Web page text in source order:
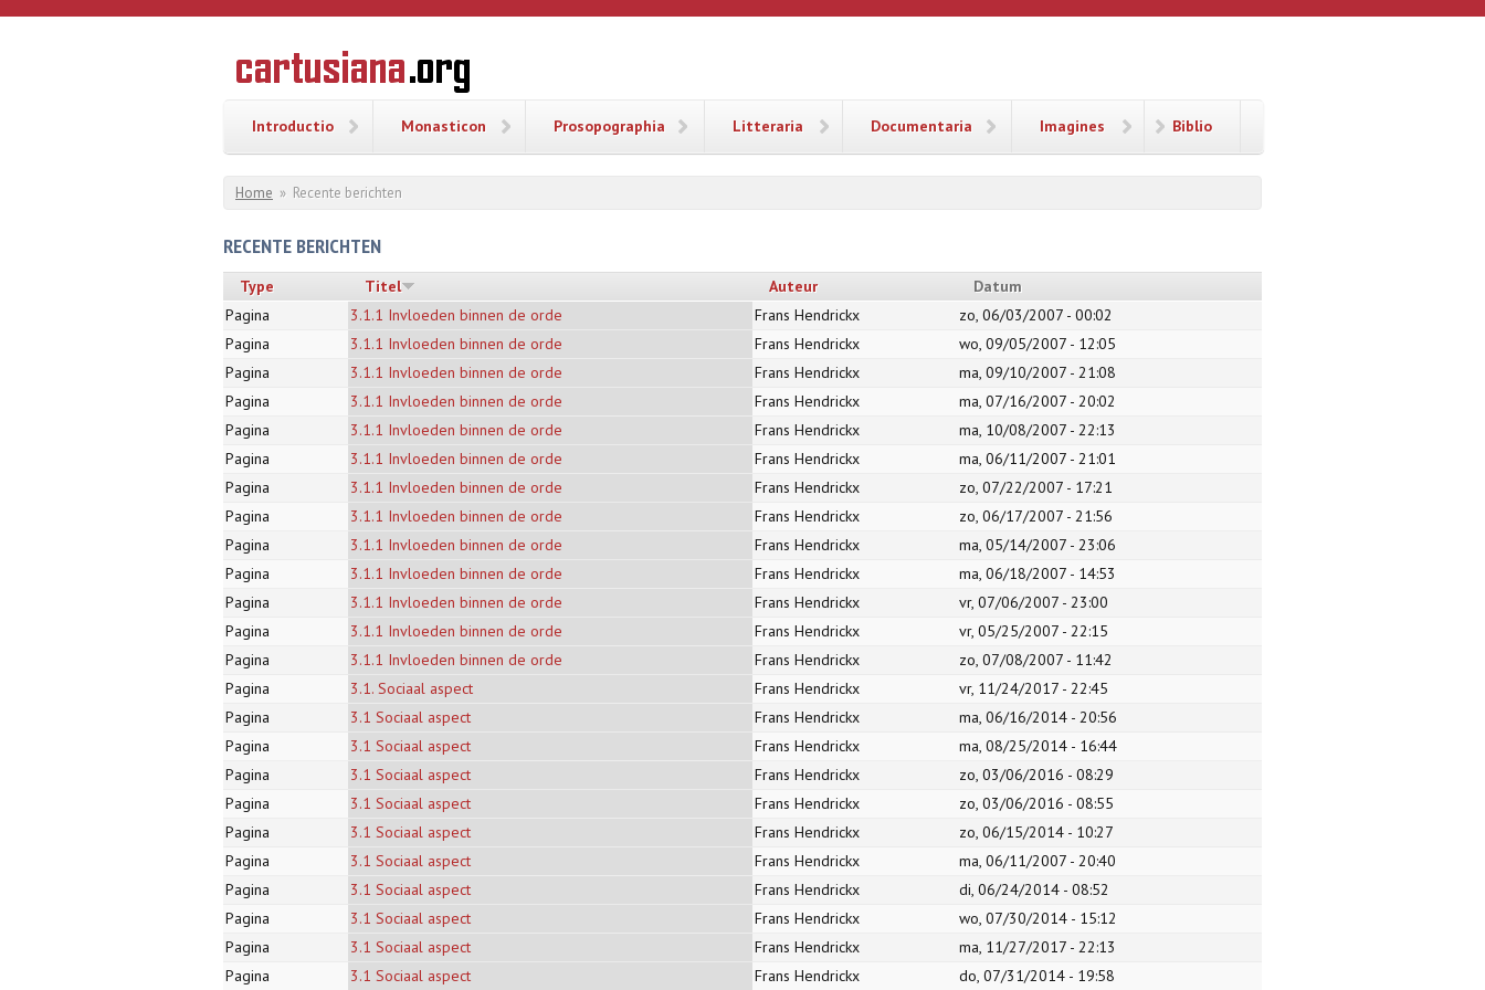
Overslaan en naar de inhoud gaan
CARTUSIANA
Geschiedenis
van de
Introductio Monasticon Prosopographia Litteraria Documentaria Imagines Biblio
U bent hier
Home » Recente berichten
RECENTE BERICHTEN
Type Titel Auteur
Datum
Pagina
3.1.1 Invloeden binnen de orde Frans Hendrickx
zo, 06/03/2007 - 00:02
Pagina
3.1.1 Invloeden binnen de orde Frans Hendrickx
wo, 09/05/2007 - 12:05
Pagina
3.1.1 Invloeden binnen de orde Frans Hendrickx
ma, 09/10/2007 - 21:08
Pagina
3.1.1 Invloeden binnen de orde Frans Hendrickx
ma, 07/16/2007 - 20:02
Pagina
3.1.1 Invloeden binnen de orde Frans Hendrickx
ma, 10/08/2007 - 22:13
Pagina
3.1.1 Invloeden binnen de orde Frans Hendrickx
ma, 06/11/2007 - 21:01
Pagina
3.1.1 Invloeden binnen de orde Frans Hendrickx
zo, 07/22/2007 - 17:21
Pagina
3.1.1 Invloeden binnen de orde Frans Hendrickx
zo, 06/17/2007 - 21:56
Pagina
3.1.1 Invloeden binnen de orde Frans Hendrickx
ma, 05/14/2007 - 23:06
Pagina
3.1.1 Invloeden binnen de orde Frans Hendrickx
ma, 06/18/2007 - 14:53
Pagina
3.1.1 Invloeden binnen de orde Frans Hendrickx
vr, 07/06/2007 - 23:00
Pagina
3.1.1 Invloeden binnen de orde Frans Hendrickx
vr, 05/25/2007 - 22:15
Pagina
3.1.1 Invloeden binnen de orde Frans Hendrickx
zo, 07/08/2007 - 11:42
Pagina
3.1. Sociaal aspect Frans Hendrickx
vr, 11/24/2017 - 22:45
Pagina
3.1 Sociaal aspect Frans Hendrickx
ma, 06/16/2014 - 20:56
Pagina
3.1 Sociaal aspect Frans Hendrickx
ma, 08/25/2014 - 16:44
Pagina
3.1 Sociaal aspect Frans Hendrickx
zo, 03/06/2016 - 08:29
Pagina
3.1 Sociaal aspect Frans Hendrickx
zo, 03/06/2016 - 08:55
Pagina
3.1 Sociaal aspect Frans Hendrickx
zo, 06/15/2014 - 10:27
Pagina
3.1 Sociaal aspect Frans Hendrickx
ma, 06/11/2007 - 20:40
Pagina
3.1 Sociaal aspect Frans Hendrickx
di, 06/24/2014 - 08:52
Pagina
3.1 Sociaal aspect Frans Hendrickx
wo, 07/30/2014 - 15:12
Pagina
3.1 Sociaal aspect Frans Hendrickx
ma, 11/27/2017 - 22:13
Pagina
3.1 Sociaal aspect Frans Hendrickx do, 07/31/2014 - 19:58